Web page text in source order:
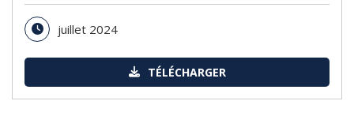
juillet 2024
TÉLÉCHARGER